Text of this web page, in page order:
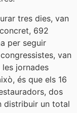
tres dies, van
692
per seguir
van
les jornades
és que els 16
dos
distribuir un total